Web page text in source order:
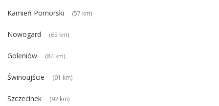
Kamień Pomorski (57 km)
Nowogard (65 km)
Goleniów (84 km)
Świnoujście (91 km)
Szczecinek (92 km)